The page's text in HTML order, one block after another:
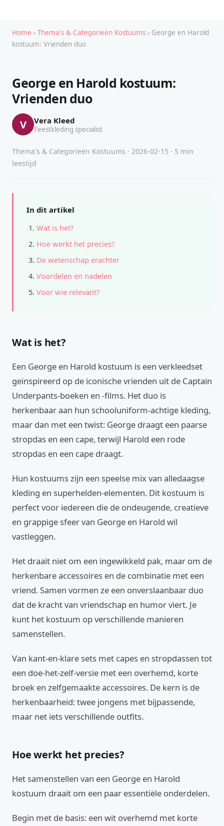
Home › Thema's & Categorieën Kostuums › George en Harold
kostuum: Vrienden duo
George en Harold kostuum:
Vrienden duo
V Vera Kleed
Feestkleding specialist
Thema's & Categorieën Kostuums · 2026-02-15 · 5 min
leestijd
In dit artikel
Wat is het?
Hoe werkt het precies?
De wetenschap erachter
Voordelen en nadelen
Voor wie relevant?
Wat is het?
Een George en Harold kostuum is een verkleedset
geïnspireerd op de iconische vrienden uit de Captain
Underpants-boeken en -films. Het duo is
herkenbaar aan hun schooluniform-achtige kleding,
maar dan met een twist: George draagt een paarse
stropdas en een cape, terwijl Harold een rode
stropdas en een cape draagt.
Hun kostuums zijn een speelse mix van alledaagse
kleding en superhelden-elementen. Dit kostuum is
perfect voor iedereen die de ondeugende, creatieve
en grappige sfeer van George en Harold wil
vastleggen.
Het draait niet om een ingewikkeld pak, maar om de
herkenbare accessoires en de combinatie met een
vriend. Samen vormen ze een onverslaanbaar duo
dat de kracht van vriendschap en humor viert. Je
kunt het kostuum op verschillende manieren
samenstellen.
Van kant-en-klare sets met capes en stropdassen tot
een doe-het-zelf-versie met een overhemd, korte
broek en zelfgemaakte accessoires. De kern is de
herkenbaarheid: twee jongens met bijpassende,
maar net iets verschillende outfits.
Hoe werkt het precies?
Het samenstellen van een George en Harold
kostuum draait om een paar essentiële onderdelen.
Begin met de basis: een wit overhemd met korte